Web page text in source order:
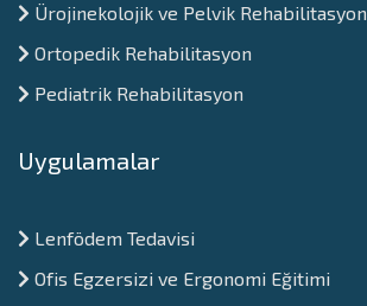
Ürojinekolojik ve Pelvik Rehabilitasyon
Ortopedik Rehabilitasyon
Pediatrik Rehabilitasyon
Uygulamalar
Lenfödem Tedavisi
Ofis Egzersizi ve Ergonomi Eğitimi